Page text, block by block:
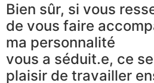
Bien sûr, si vous
de vous faire
ma personnalité
vous a séduit.e, ce
plaisir de travailler